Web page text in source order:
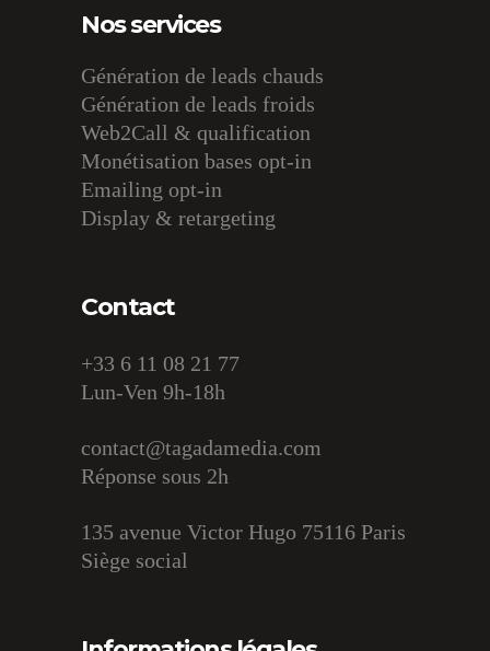
Nos services
Génération de leads chauds
Génération de leads froids
Web2Call & qualification
Monétisation bases opt-in
Emailing opt-in
Display & retargeting
Contact
+33 6 11 08 21 77
Lun-Ven 9h-18h
contact@tagadamedia.com
Réponse sous 2h
135 avenue Victor Hugo 75116 Paris
Siège social